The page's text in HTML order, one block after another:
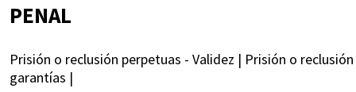
PENAL
Prisión o reclusión perpetuas - Validez | Prisión o
garantías |